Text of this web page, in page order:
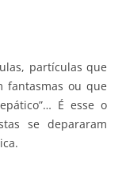
partículas que
fantasmas ou que
É esse o
se depararam